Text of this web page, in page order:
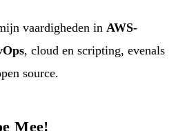
vaardigheden in AWS-
, cloud en scripting, evenals
source.
Mee!